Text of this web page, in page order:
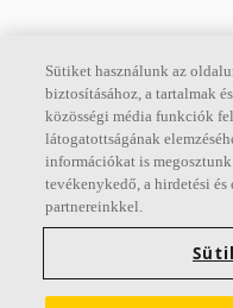
Sütiket használunk az
biztosításához, a tartalmak
közösségi média funkciók
látogatottságának
információkat is
tevékenykedő, a hirdetési
partnereinkkel.